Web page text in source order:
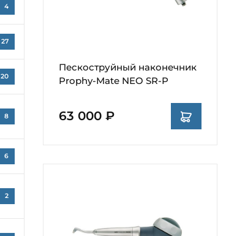
4
27
20
8
6
2
Пескоструйный наконечник
Prophy-Mate NEO SR-P
63 000 ₽